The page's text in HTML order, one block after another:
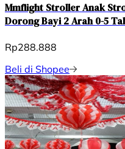
Mmflight Stroller Anak
Dorong Bayi 2 Arah 0-5
Rp288.888
Beli di Shopee